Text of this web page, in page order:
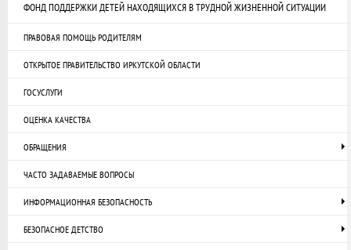
ФОНД ПОДДЕРЖКИ ДЕТЕЙ НАХОДЯЩИХСЯ В ТРУДНОЙ ЖИЗНЕННОЙ СИТУАЦИИ
ПРАВОВАЯ ПОМОЩЬ РОДИТЕЛЯМ
ОТКРЫТОЕ ПРАВИТЕЛЬСТВО ИРКУТСКОЙ ОБЛАСТИ
ГОСУСЛУГИ
ОЦЕНКА КАЧЕСТВА
ОБРАЩЕНИЯ
ЧАСТО ЗАДАВАЕМЫЕ ВОПРОСЫ
ИНФОРМАЦИОННАЯ БЕЗОПАСНОСТЬ
БЕЗОПАСНОЕ ДЕТСТВО